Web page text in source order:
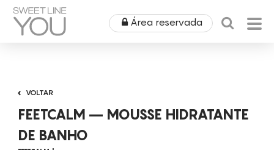
Área reservada
VOLTAR
FEETCALM – MOUSSE HIDRATANTE
DE BANHO